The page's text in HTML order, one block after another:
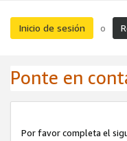
Inicio de sesión o
Ponte en
Por favor completa el